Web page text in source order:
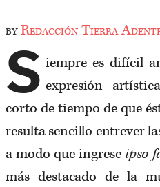
byRedacción Tierra
S iempre es difícil
expresión
corto de tiempo de que
resulta sencillo entrever
a modo que ingrese ipso
más destacado de la